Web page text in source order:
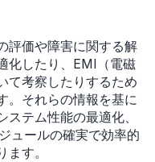
評価や障害に関する解
化したり、EMI（電磁
て考察したりするため
。それらの情報を基に
テム性能の最適化、
ュールの確実で効率的
す。